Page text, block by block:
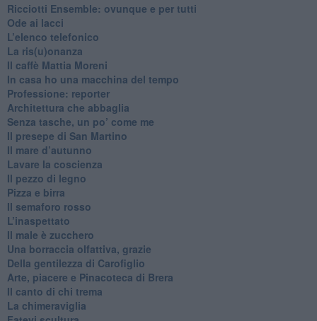
​Ricciotti Ensemble: ovunque e per tutti
Ode ai lacci
​L’elenco telefonico
​La ris(u)onanza
​Il caffè Mattia Moreni
​In casa ho una macchina del tempo
Professione: reporter
Architettura che abbaglia
​Senza tasche, un po’ come me
​Il presepe di San Martino
​Il mare d’autunno
​Lavare la coscienza
​Il pezzo di legno
​Pizza e birra
​Il semaforo rosso
​L’inaspettato
​Il male è zucchero
​Una borraccia olfattiva, grazie
​Della gentilezza di Carofiglio
Arte, piacere e Pinacoteca di Brera
​Il canto di chi trema
La chimeraviglia